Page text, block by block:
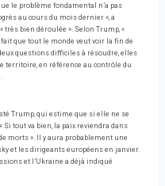
le problème fondamental n’a pas
au cours du mois dernier », a
bien déroulée ». Selon Trump, «
que tout le monde veut voir la fin de
questions difficiles à résoudre, elles
territoire, en référence au contrôle du
Trump, qui estime que si elle ne se
tout va bien, la paix reviendra dans
morts ». Il y aura probablement une
et les dirigeants européens en janvier.
et l’Ukraine a déjà indiqué